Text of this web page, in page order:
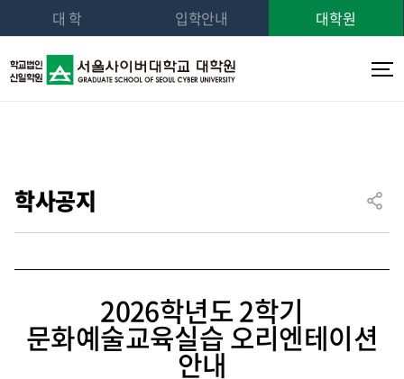
대 학 입학안내 대학원
학사공지
2026학년도 2학기
문화예술교육실습 오리엔테이션
안내